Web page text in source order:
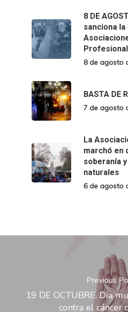
8 DE
sanciona la
8 de agosto
BASTA DE
7 de agosto
La
marchó en
soberanía
naturales
6 de agosto
Previous
19 DE OCTUBRE. Día
contra el cáncer